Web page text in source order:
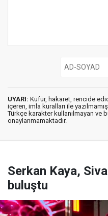
UYARI: Küfür, hakaret, rencide
içeren, imla kuralları ile
Türkçe karakter kullanılmayan ve
onaylanmamaktadır.
Serkan Kaya,
buluştu